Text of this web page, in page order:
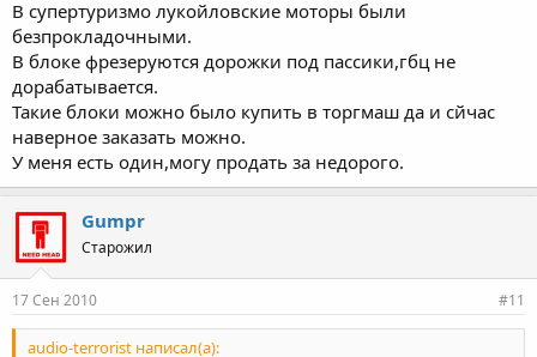
опеля
получалось 2 литра
ехало хорошо только коробки меняли часто
кто нибудь слышал о такой технологии ?
В супертуризмо лукойловские моторы были
безпрокладочными.
В блоке фрезеруются дорожки под пассики,гбц не
дорабатывается.
Такие блоки можно было купить в торгмаш да и сйчас
наверное заказать можно.
У меня есть один,могу продать за недорого.
Gumpr
Старожил
17 Сен 2010 #11
audio-terrorist написал(а):